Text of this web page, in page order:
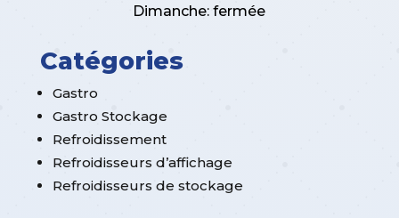
Dimanche: fermée
Catégories
Gastro
Gastro Stockage
Refroidissement
Refroidisseurs d’affichage
Refroidisseurs de stockage